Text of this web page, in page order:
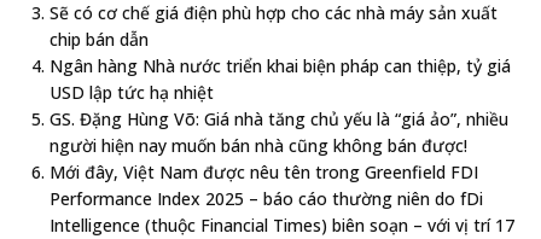
Sẽ có cơ chế giá điện phù hợp cho các nhà máy sản xuất
chip bán dẫn
Ngân hàng Nhà nước triển khai biện pháp can thiệp, tỷ giá
USD lập tức hạ nhiệt
GS. Đặng Hùng Võ: Giá nhà tăng chủ yếu là “giá ảo”, nhiều
người hiện nay muốn bán nhà cũng không bán được!
Mới đây, Việt Nam được nêu tên trong Greenfield FDI
Performance Index 2025 – báo cáo thường niên do fDi
Intelligence (thuộc Financial Times) biên soạn – với vị trí 17